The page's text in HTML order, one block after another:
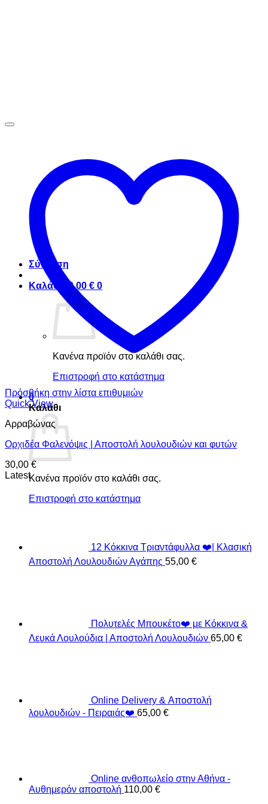
Σύνδεση
Καλάθι / 0,00 € 0
Κανένα προϊόν στο καλάθι σας.
Επιστροφή στο κατάστημα
0
Καλάθι
Κανένα προϊόν στο καλάθι σας.
Επιστροφή στο κατάστημα
Πρόσθήκη στην λίστα επιθυμιών
Quick View
Αρραβώνας
Ορχιδέα Φαλενόψις | Αποστολή λουλουδιών και φυτών
30,00€
Latest
12 Κόκκινα Τριαντάφυλλα ❤️| Κλασική
Αποστολή Λουλουδιών Αγάπης 55,00 €
Πολυτελές Μπουκέτο❤️ με Κόκκινα &
Λευκά Λουλούδια | Αποστολή Λουλουδιών 65,00 €
Online Delivery & Αποστολή
λουλουδιών - Πειραιάς❤️ 65,00 €
Online ανθοπωλείο στην Αθήνα -
Αυθημερόν αποστολή 110,00 €